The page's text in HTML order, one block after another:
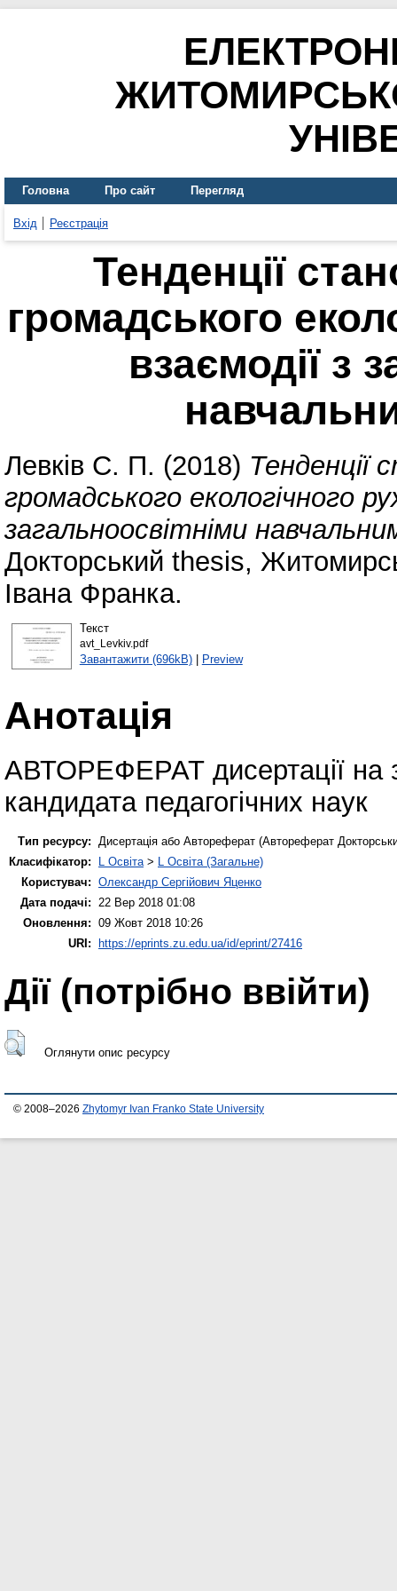
Головна Про сайт Перегляд
Вхід Реєстрація
Тенденції
громадського
взаємодії з
Левків С. П. (2018) Тенденції
громадського екологічного
загальноосвітніми
Докторський thesis,
Івана Франка.
Текст
avt_Levkiv.pdf
Завантажити (696kB)| Preview
Анотація
АВТОРЕФЕРАТ дисертації на
кандидата педагогічних наук
Тип ресурсу:
Дисертація або Автореферат (Автореферат
Класифікатор:
L Освіта > L Освіта (Загальне)
Користувач: Олександр Сергійович Яценко
Дата подачі:
22 Вер 2018 01:08
Оновлення: 09 Жовт 2018 10:26
URI: https://eprints.zu.edu.ua/id/eprint/27416
Дії ​​(потрібно ввійти)
Оглянути опис ресурсу
© 2008–2026 Zhytomyr Ivan Franko State University